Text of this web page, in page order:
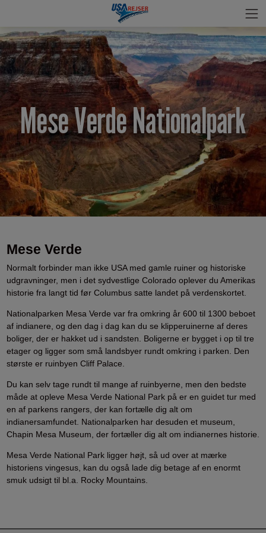
Mese Verde Nationalpark
Mese Verde
Normalt forbinder man ikke USA med gamle ruiner og historiske
udgravninger, men i det sydvestlige Colorado oplever du Amerikas
historie fra langt tid før Columbus satte landet på verdenskortet.
Nationalparken Mesa Verde var fra omkring år 600 til 1300 beboet
af indianere, og den dag i dag kan du se klipperuinerne af deres
boliger, der er hakket ud i sandsten. Boligerne er bygget i op til tre
etager og ligger som små landsbyer rundt omkring i parken. Den
største er ruinbyen Cliff Palace.
Du kan selv tage rundt til mange af ruinbyerne, men den bedste
måde at opleve Mesa Verde National Park på er en guidet tur med
en af parkens rangers, der kan fortælle dig alt om
indianersamfundet. Nationalparken har desuden et museum,
Chapin Mesa Museum, der fortæller dig alt om indianernes historie.
Mesa Verde National Park ligger højt, så ud over at mærke
historiens vingesus, kan du også lade dig betage af en enormt
smuk udsigt til bl.a. Rocky Mountains.